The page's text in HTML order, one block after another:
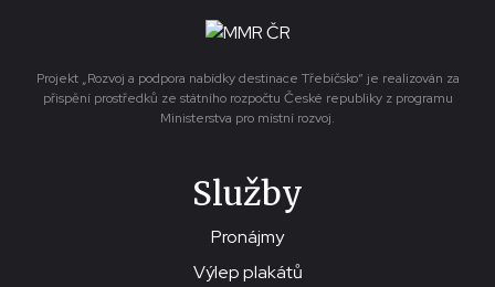
Projekt „Rozvoj a podpora nabídky destinace Třebíčsko“ je realizován za
přispění prostředků ze státního rozpočtu České republiky z programu
Ministerstva pro místní rozvoj.
Služby
Pronájmy
Výlep plakátů